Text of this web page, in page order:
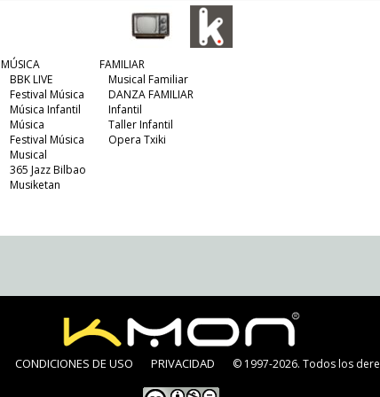
MÚSICA
BBK LIVE
Festival Música
Música Infantil
Música
Festival Música
Musical
365 Jazz Bilbao
Musiketan
FAMILIAR
Musical Familiar
DANZA FAMILIAR
Infantil
Taller Infantil
Opera Txiki
CONDICIONES DE USO PRIVACIDAD © 1997-2026. Todos los